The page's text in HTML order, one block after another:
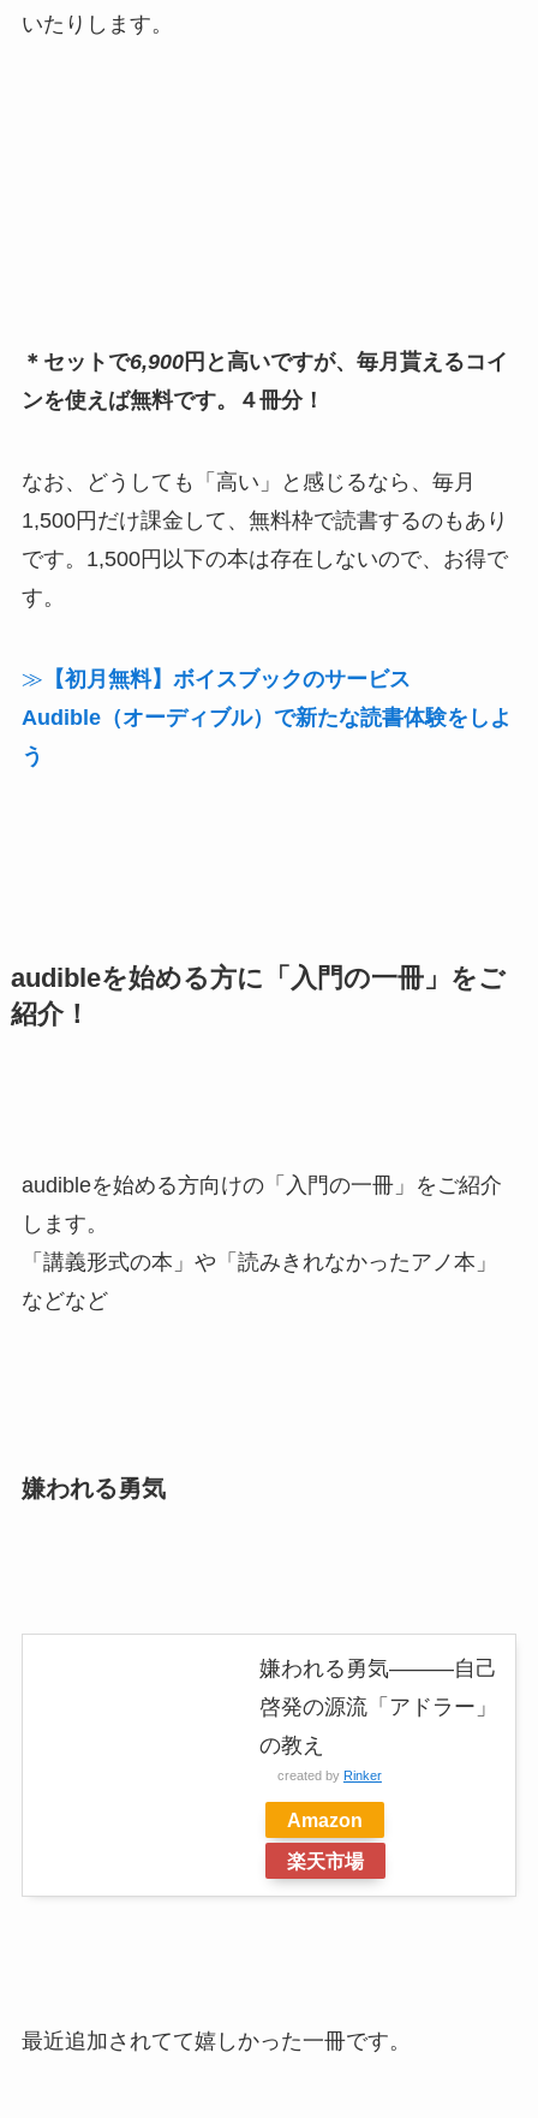
いたりします。
＊セットで6,900円と高いですが、毎月貰えるコイ
ンを使えば無料です。４冊分！
なお、どうしても「高い」と感じるなら、毎月
1,500円だけ課金して、無料枠で読書するのもあり
です。1,500円以下の本は存在しないので、お得で
す。
≫ 【初月無料】ボイスブックのサービス
Audible（オーディブル）で新たな読書体験をしよ
う
audibleを始める方に「入門の一冊」をご
紹介！
audibleを始める方向けの「入門の一冊」をご紹介
します。
「講義形式の本」や「読みきれなかったアノ本」
などなど
嫌われる勇気
嫌われる勇気―――自己
啓発の源流「アドラー」
の教え
created by Rinker
Amazon
楽天市場
最近追加されてて嬉しかった一冊です。